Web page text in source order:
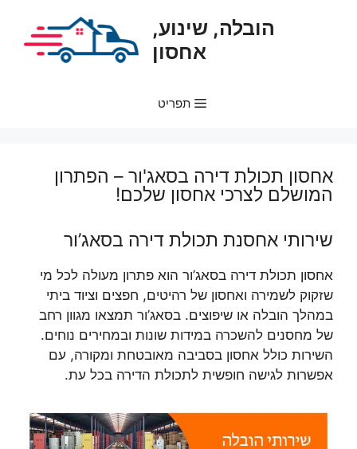
הובלה, שינוע,
אחסון
תפריט
אחסון תכולת דירה בסאג'ור – הפתרון
המושלם לצרכי אחסון שלכם!
שירותי אחסנת תכולת דירה בסאג’ור
אחסון תכולת דירה בסאג’ור הוא פתרון מעולה לכל מי
שזקוק לשמירה ואחסון של רהיטים, חפצים וציוד ביתי
במהלך הובלה או שיפוצים. בסאג’ור תמצאו מגוון רחב
של מחסנים להשכרה במידות שונות ובמחירים נוחים.
השירות כולל אחסון בסביבה מאובטחת ומקורה, עם
אפשרות לגישה חופשית לתכולת הדירה בכל עת.